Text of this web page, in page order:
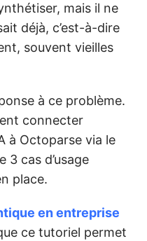
mais il ne
déjà, c’est-à-dire
souvent vieilles
à ce problème.
connecter
à Octoparse via le
3 cas d’usage
place.
en entreprise
ce tutoriel permet